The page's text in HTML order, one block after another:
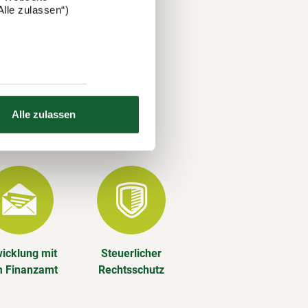
zulassen“)
Alle zulassen
Auch
Jahr
mit
Finanzamt
Steuerlicher
Rechtsschutz